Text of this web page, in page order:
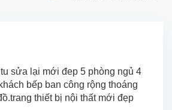
sửa lại mới đep 5 phòng ngủ 4
bếp ban công rộng thoáng
thiết bị nội thất mới đẹp